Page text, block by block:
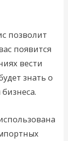
позволит
появится
вести
знать о